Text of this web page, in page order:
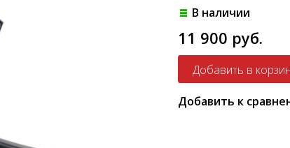
В наличии
11 900 руб.
Добавить к